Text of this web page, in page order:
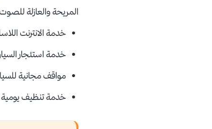
المريحة والعازلة
خدمة الانترنت
خدمة استئجار
مواقف مجانية
خدمة تنظيف يومية